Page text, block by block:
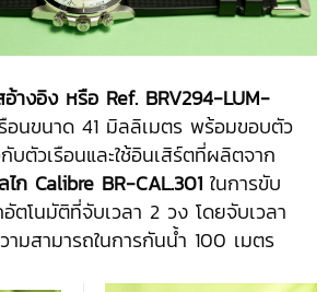
างอิง หรือ Ref. BRV294-LUM-
นขนาด 41 มิลลิเมตร พร้อมขอบตัว
บตัวเรือนและใช้อินเสิร์ตที่ผลิตจาก
ไก Calibre BR-CAL.301 ในการขับ
ตโนมัติที่จับเวลา 2 วง โดยจับเวลา
มสามารถในการกันน้ำ 100 เมตร